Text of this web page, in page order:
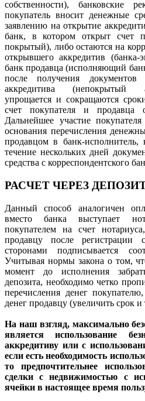
собственности), банковские
покупатель вносит денежные
заявлению на открытие
банк, в котором открыт счет
покрытый), либо остаются на
открывшего аккредитив (банка-
банк продавца (исполняющий
после получения
аккредитива (непокрытый
упрощается и сокращаются
счет покупателя и
Дальнейшее участие
основания перечисления
продавцом в банк-
течение нескольких дней
средства с корреспондентского
РАСЧЕТ ЧЕРЕЗ
Данный способ аналогичен
вместо банка выступает
покупателем на счет
продавцу после
сторонами подписывается
Учитывая нормы закона о том,
момент до исполнения
депозита, необходимо четко
перечисления денег
денег продавцу (увеличить срок и
На наш взгляд, максимально
является использование
аккредитиву или с
если есть необходимость
то предпочтительнее
сделки с недвижимостью с
ячейки в настоящее время